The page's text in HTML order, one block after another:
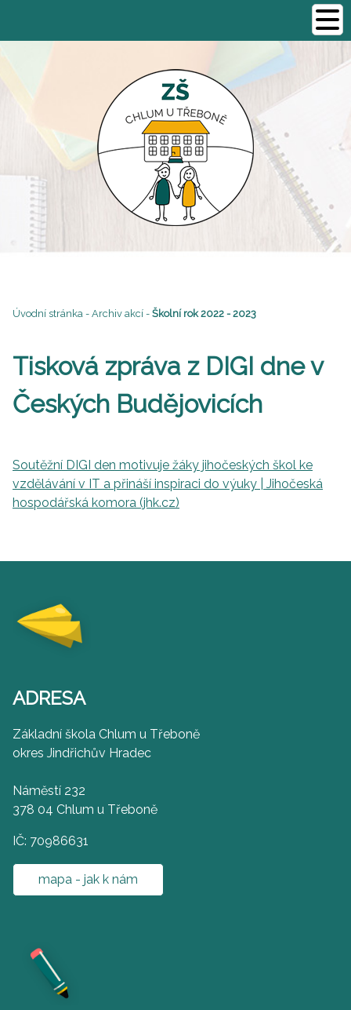
Úvodní stránka - Archiv akcí - Školní rok 2022 - 2023
Tisková zpráva z DIGI dne v
Českých Budějovicích
Soutěžní DIGI den motivuje žáky jihočeských škol ke
vzdělávání v IT a přináší inspiraci do výuky | Jihočeská
hospodářská komora (jhk.cz)
ADRESA
Základní škola Chlum u Třeboně
okres Jindřichův Hradec
Náměstí 232
378 04 Chlum u Třeboně
IČ: 70986631
mapa - jak k nám